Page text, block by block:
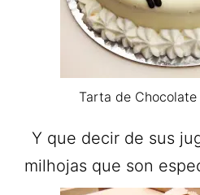
Tarta de
Y que decir de sus
milhojas que son